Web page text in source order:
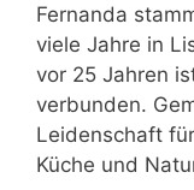
Fernanda
viele Jahre in
vor 25 Jahren
verbunden.
Leidenschaft
Küche und